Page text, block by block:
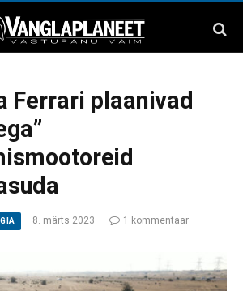
Ferrari plaanivad
8. märts 2023 1 kommentaar